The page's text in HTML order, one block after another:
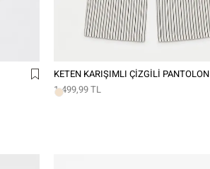
KETEN KARIŞIMLI ÇIZGILI PANTOLON
1.499,99 TL